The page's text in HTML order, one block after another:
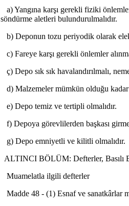
a) Yangına karşı gerekli fiziki
söndürme aletleri bulundurulmalıdır.
b) Deponun tozu periyodik olarak
c) Fareye karşı gerekli önlemler
ç) Depo sık sık havalandırılmalı,
d) Malzemeler mümkün olduğu kadar
e) Depo temiz ve tertipli olmalıdır.
f) Depoya görevlilerden başkası
g) Depo emniyetli ve kilitli olmalıdır.
ALTINCI BÖLÜM: Defterler, Basılı
Muamelatla ilgili defterler
Madde 48 - (1) Esnaf ve sanatkârlar